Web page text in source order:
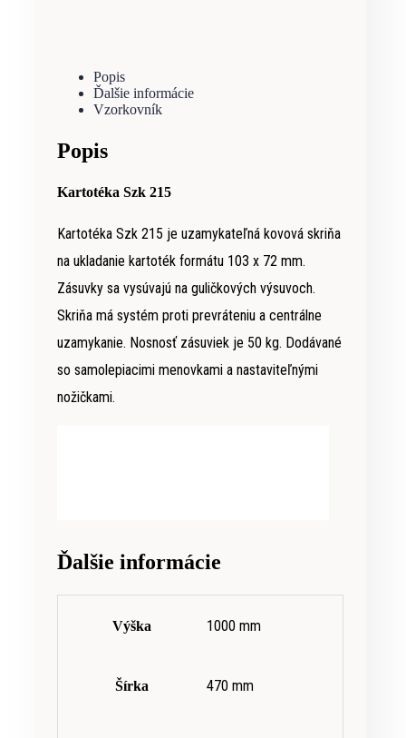
Popis
Ďalšie informácie
Vzorkovník
Popis
Kartotéka Szk 215
Kartotéka Szk 215 je uzamykateľná kovová skriňa
na ukladanie kartoték formátu 103 x 72 mm.
Zásuvky sa vysúvajú na guličkových výsuvoch.
Skriňa má systém proti prevráteniu a centrálne
uzamykanie. Nosnosť zásuviek je 50 kg. Dodávané
so samolepiacimi menovkami a nastaviteľnými
nožičkami.
Ďalšie informácie
Výška 1000 mm
Šírka 470 mm